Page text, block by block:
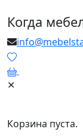
Когда
✕
Корзина пуста.